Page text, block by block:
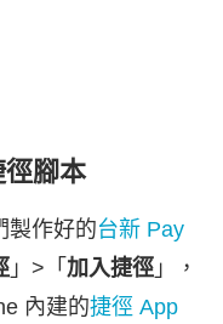
腳本
製作好的台新 Pay
」>「 加入捷徑 」，
內建的捷徑 App